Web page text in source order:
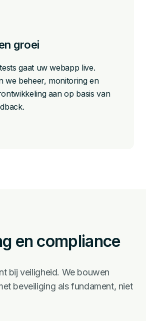
groei
gaat uw webapp live.
we beheer, monitoring en
aan op basis van
en compliance
bij veiligheid. We bouwen
beveiliging als fundament, niet